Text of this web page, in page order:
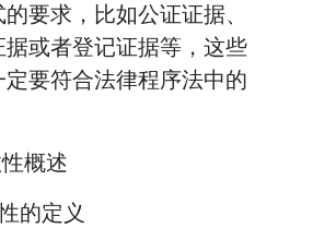
要求，比如公证证据、
或者登记证据等，这些
要符合法律程序法中的
概述
的定义